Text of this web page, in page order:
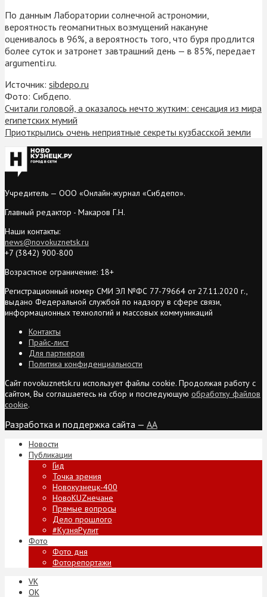
По данным Лаборатории солнечной астрономии,
вероятность геомагнитных возмущений накануне
оценивалось в 96%, а вероятность того, что буря продлится
более суток и затронет завтрашний день — в 85%, передает
argumenti.ru.
Источник: sibdepo.ru
Фото: Сибдепо.
Считали головой, а оказалось нечто жутким: сенсация из мира
египетских мумий
Приоткрылись очень неприятные секреты кузбасской земли
Учредитель — ООО «Онлайн-журнал «Сибдепо».
Главный редактор - Макаров Г.Н.
Наши контакты:
news@novokuznetsk.ru
+7 (3842) 900-800
Возрастное ограничение: 18+
Регистрационный номер СМИ ЭЛ №ФС 77-79664 от 27.11.2020 г.,
выдано Федеральной службой по надзору в сфере связи,
информационных технологий и массовых коммуникаций
Контакты
Прайс-лист
Для партнеров
Политика конфиденциальности
Сайт novokuznetsk.ru использует файлы cookie. Продолжая работу с
сайтом, Вы соглашаетесь на сбор и последующую обработку файлов
cookie.
Разработка и поддержка сайта — AA
Новости
Публикации
Гид
Точка зрения
Новокузнецк-400
НовоKUZнечане
Прямые вопросы
Дело прошлого
#КузняРулит
Фото
Фото дня
Фоторепортажи
VK
ОК